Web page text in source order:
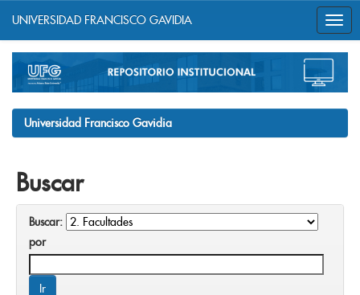
navigation
UNIVERSIDAD FRANCISCO GAVIDIA
Universidad Francisco Gavidia
Buscar
Buscar:
por